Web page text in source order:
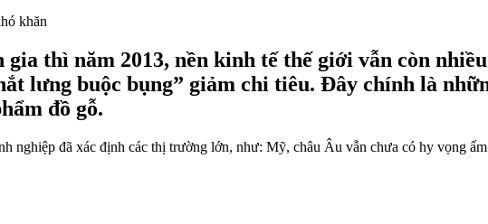
khăn
gia thì năm 2013, nền kinh tế thế giới vẫn còn
lưng buộc bụng” giảm chi tiêu. Đây chính là
đồ gỗ.
nghiệp đã xác định các thị trường lớn, như: Mỹ, châu Âu vẫn chưa có hy vọng